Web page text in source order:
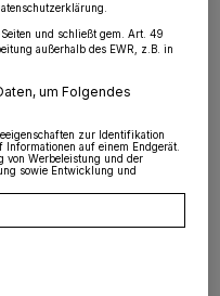
und schließt gem. Art. 49
außerhalb des EWR, z.B. in
um Folgendes
zur Identifikation
auf einem Endgerät.
von Werbeleistung und der
sowie Entwicklung und